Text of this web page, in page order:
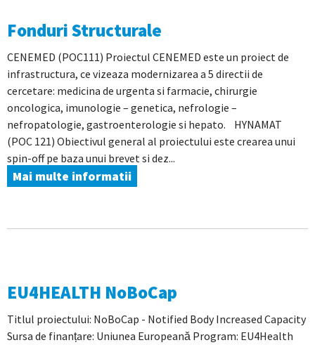
Fonduri Structurale
CENEMED (POC111) Proiectul CENEMED este un proiect de
infrastructura, ce vizeaza modernizarea a 5 directii de
cercetare: medicina de urgenta si farmacie, chirurgie
oncologica, imunologie – genetica, nefrologie –
nefropatologie, gastroenterologie si hepato. HYNAMAT
(POC 121) Obiectivul general al proiectului este crearea unui
spin-off pe baza unui brevet si dez...
Mai multe informatii
EU4HEALTH NoBoCap
Titlul proiectului: NoBoCap - Notified Body Increased Capacity
Sursa de finanțare: Uniunea Europeană Program: EU4Health